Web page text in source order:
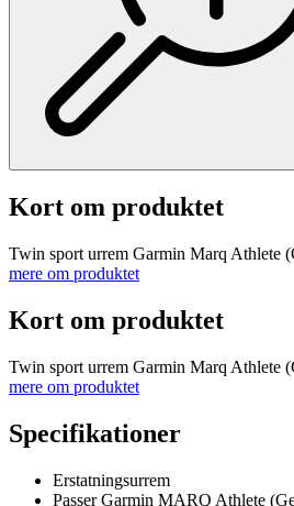
Kort om produktet
Twin sport urrem Garmin Marq Athlete
mere om produktet
Kort om produktet
Twin sport urrem Garmin Marq Athlete
mere om produktet
Specifikationer
Erstatningsurrem
Passer Garmin MARQ Athlete